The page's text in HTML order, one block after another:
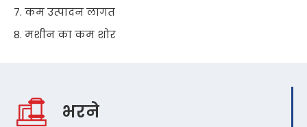
7. कम उत्पादन लागत
8. मशीन का कम शोर
भरने